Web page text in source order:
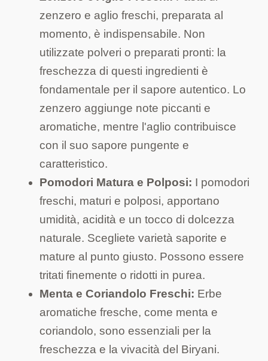
zenzero e aglio freschi, preparata al
momento, è indispensabile. Non
utilizzate polveri o preparati pronti: la
freschezza di questi ingredienti è
fondamentale per il sapore autentico. Lo
zenzero aggiunge note piccanti e
aromatiche, mentre l'aglio contribuisce
con il suo sapore pungente e
caratteristico.
Pomodori Matura e Polposi: I pomodori
freschi, maturi e polposi, apportano
umidità, acidità e un tocco di dolcezza
naturale. Scegliete varietà saporite e
mature al punto giusto. Possono essere
tritati finemente o ridotti in purea.
Menta e Coriandolo Freschi: Erbe
aromatiche fresche, come menta e
coriandolo, sono essenziali per la
freschezza e la vivacità del Biryani.